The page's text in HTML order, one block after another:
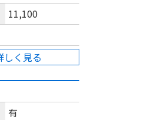
11,100
しく見る
有